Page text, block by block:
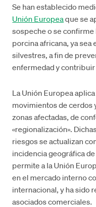
Se han establecido
Unión Europeaque se
sospeche o se
porcina africana, ya
silvestres, a fin de
enfermedad y
La Unión Europea
movimientos de cerdos
zonas afectadas, de
«regionalización».
riesgos se actualizan
incidencia geográfica
permite a la Unión
en el mercado interno
internacional, y ha sido
asociados comerciales.